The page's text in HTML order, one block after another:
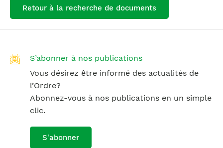
Retour à la recherche de documents
S’abonner à nos publications
Vous désirez être informé des actualités de
l’Ordre?
Abonnez-vous à nos publications en un simple
clic.
S'abonner